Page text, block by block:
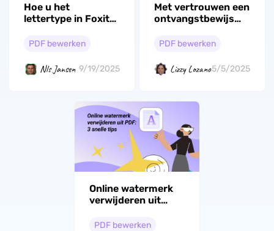
Hoe u het
lettertype in Foxit
wijzigen - De
PDF bewerken
Nls Jansen 9/19/2025
Met vertrouwen een
ontvangstbewijs
uitgebreide
PDF bewerken
Lizzy Lozano5/5/2025
Online watermerk
verwijderen uit
PDF bewerken